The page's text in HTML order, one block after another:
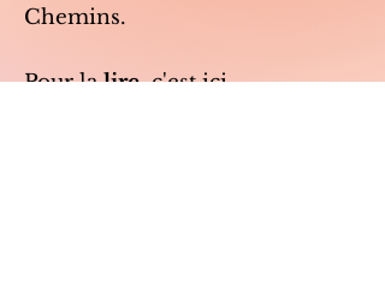
Chemins.
Pour lalire, c'est ici